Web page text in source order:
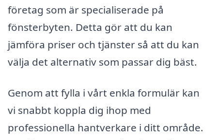
företag som är specialiserade på
fönsterbyten. Detta gör att du kan
jämföra priser och tjänster så att du kan
välja det alternativ som passar dig bäst.
Genom att fylla i vårt enkla formulär kan
vi snabbt koppla dig ihop med
professionella hantverkare i ditt område.